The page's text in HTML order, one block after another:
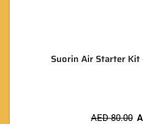
Suorin Air Starter
AED80.00